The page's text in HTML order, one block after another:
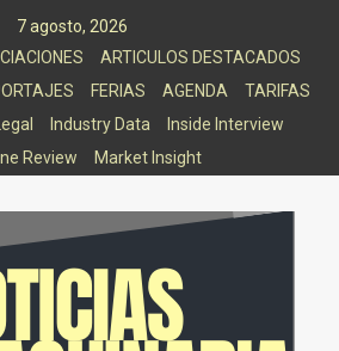
7 agosto, 2026
ARTICULOS DESTACADOS
FERIAS AGENDA
TARIFAS
Industry Data
Inside Interview
Review
Market Insight